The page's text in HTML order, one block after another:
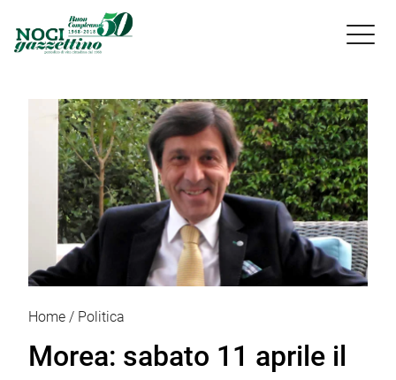

Home Politica
Morea: sabato 11 aprile il